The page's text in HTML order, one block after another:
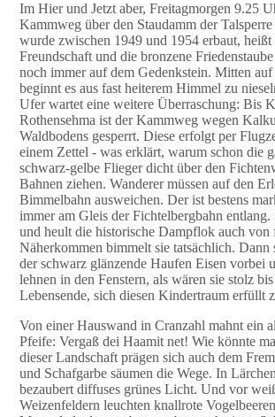
Im Hier und Jetzt aber, Freitagmorgen 9.25
Kammweg über den Staudamm der
wurde zwischen 1949 und 1954 erbaut, heißt
Freundschaft und die bronzene
noch immer auf dem Gedenkstein. Mitten auf
beginnt es aus fast heiterem Himmel zu
Ufer wartet eine weitere Überraschung: Bis
Rothensehma ist der Kammweg wegen
Waldbodens gesperrt. Diese erfolgt per
einem Zettel - was erklärt, warum schon die
schwarz-gelbe Flieger dicht über den
Bahnen ziehen. Wanderer müssen auf den
Bimmelbahn ausweichen. Der ist bestens
immer am Gleis der Fichtelbergbahn
und heult die historische Dampflok auch von
Näherkommen bimmelt sie tatsächlich. Dann
der schwarz glänzende Haufen Eisen vorbei
lehnen in den Fenstern, als wären sie stolz
Lebensende, sich diesen Kindertraum erfüllt
Von einer Hauswand in Cranzahl mahnt ein
Pfeife: Vergaß dei Haamit net! Wie könnte
dieser Landschaft prägen sich auch dem
und Schafgarbe säumen die Wege. In
bezaubert diffuses grünes Licht. Und vor
Weizenfeldern leuchten knallrote